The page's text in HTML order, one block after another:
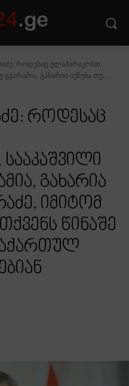
როდესაც ვლაპარაკობთ
გვარამია, გახარია იქნება თუ...
როდესაც
სააკაშვილი
გახარია
იმიტომ
წინაშე